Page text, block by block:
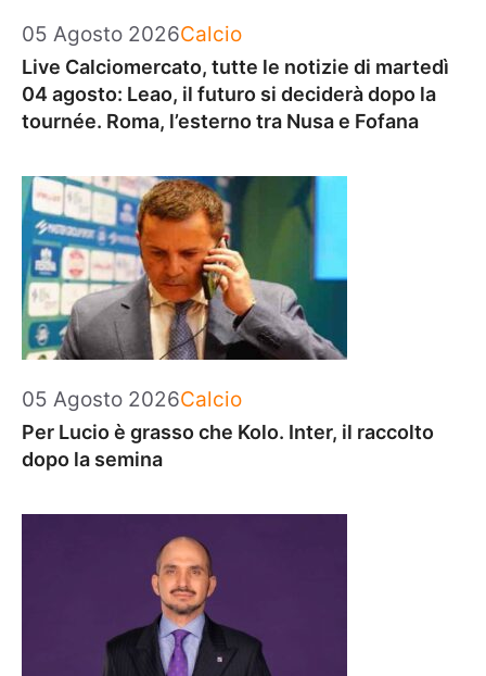
05 Agosto 2026Categorie
Calcio
Live Calciomercato, tutte le notizie di martedì
04 agosto: Leao, il futuro si deciderà dopo la
tournée. Roma, l’esterno tra Nusa e Fofana
05 Agosto 2026Categorie
Calcio
Per Lucio è grasso che Kolo. Inter, il raccolto
dopo la semina